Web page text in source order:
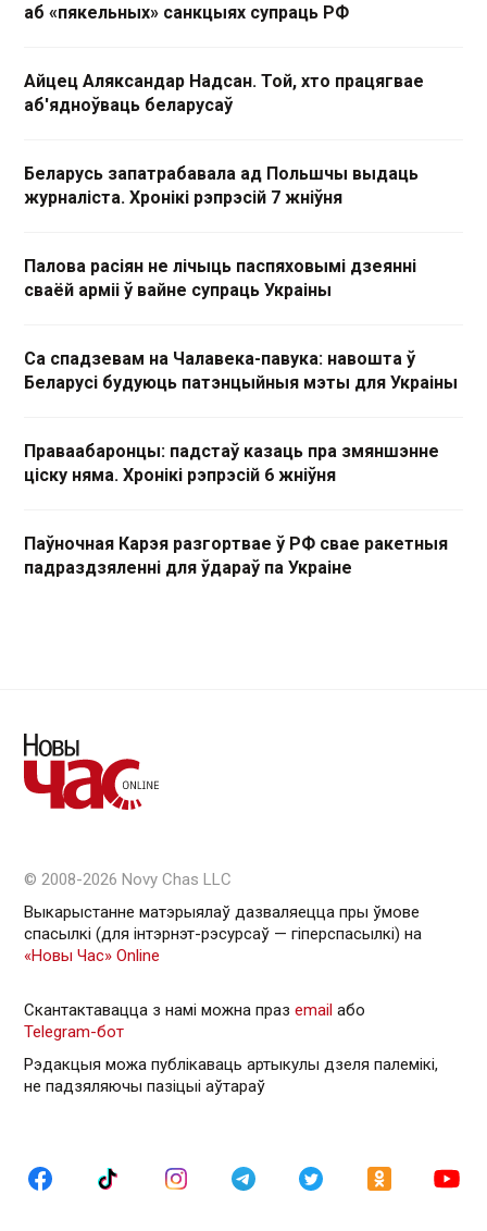
аб «пякельных» санкцыях супраць РФ
Айцец Аляксандар Надсан. Той, хто працягвае
аб'ядноўваць беларусаў
Беларусь запатрабавала ад Польшчы выдаць
журналіста. Хронікі рэпрэсій 7 жніўня
Палова расіян не лічыць паспяховымі дзеянні
сваёй арміі ў вайне супраць Украіны
Са спадзевам на Чалавека-павука: навошта ў
Беларусі будуюць патэнцыйныя мэты для Украіны
Праваабаронцы: падстаў казаць пра змяншэнне
ціску няма. Хронікі рэпрэсій 6 жніўня
Паўночная Карэя разгортвае ў РФ свае ракетныя
падраздзяленні для ўдараў па Украіне
© 2008-2026 Novy Chas LLC
Выкарыстанне матэрыялаў дазваляецца пры ўмове
спасылкі (для інтэрнэт-рэсурсаў — гiперспасылкi) на
«Новы Час» Online
Скантактавацца з намі можна праз email або
Telegram-бот
Рэдакцыя можа публікаваць артыкулы дзеля палемікі,
не падзяляючы пазіцыі аўтараў